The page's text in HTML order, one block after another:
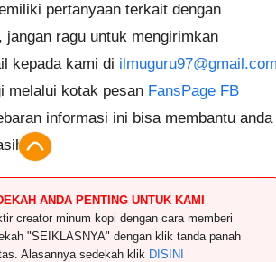
pertanyaan terkait dengan
jangan ragu untuk mengirimkan
kepada kami di
melalui kotak pesan FansPage FB
informasi ini bisa membantu anda
ANDA PENTING UNTUK KAMI
creator minum kopi dengan cara memberi
"SEIKLASNYA" dengan klik tanda panah
Alasannya sedekah klik DISINI